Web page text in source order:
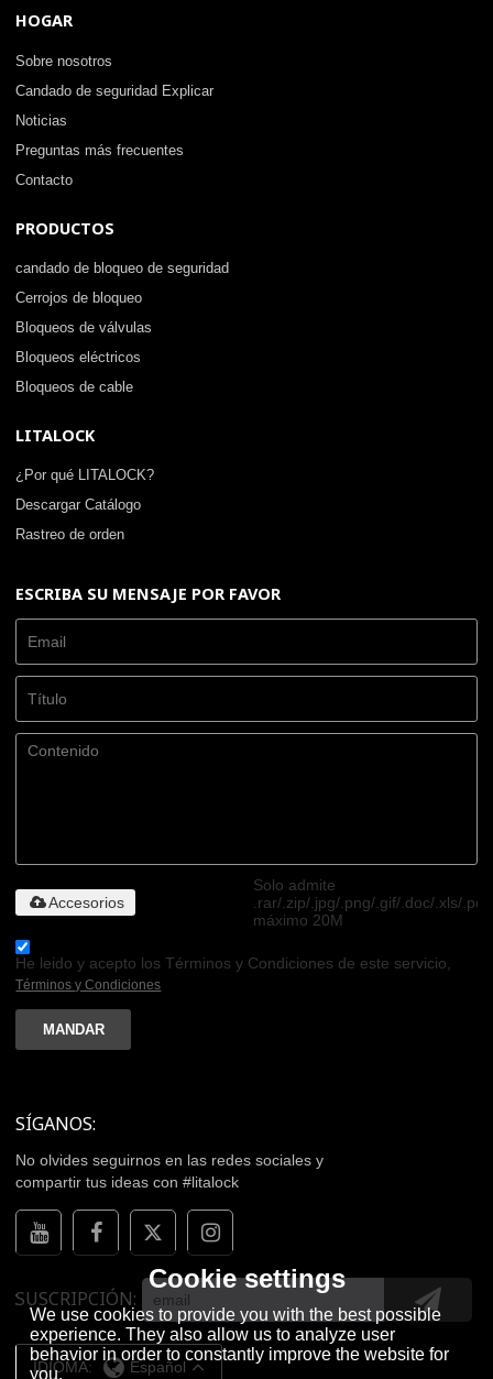
HOGAR
Sobre nosotros
Candado de seguridad Explicar
Noticias
Preguntas más frecuentes
Contacto
PRODUCTOS
candado de bloqueo de seguridad
Cerrojos de bloqueo
Bloqueos de válvulas
Bloqueos eléctricos
Bloqueos de cable
LITALOCK
¿Por qué LITALOCK?
Descargar Catálogo
Rastreo de orden
ESCRIBA SU MENSAJE POR FAVOR
Solo admite
.rar/.zip/.jpg/.png/.gif/.doc/.xls/.pdf,
máximo 20M
Accesorios
He leido y acepto los Términos y Condiciones de este servicio,
Términos y Condiciones
MANDAR
SÍGANOS:
No olvides seguirnos en las redes sociales y
compartir tus ideas con #litalock
SUSCRIPCIÓN
IDIOMA: Español
Cookie settings
We use cookies to provide you with the best possible
experience. They also allow us to analyze user
behavior in order to constantly improve the website for
you.